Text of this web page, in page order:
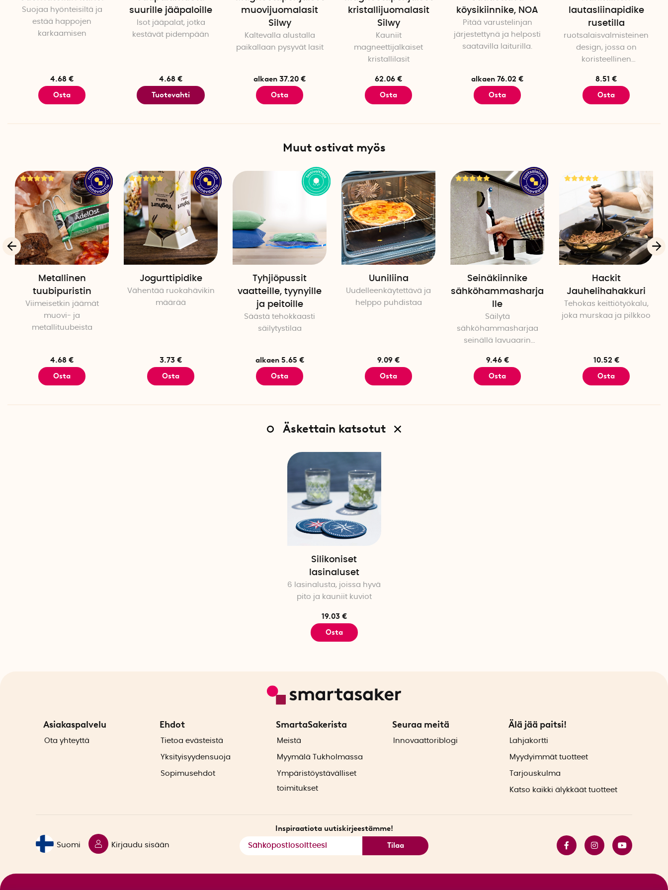
Suojaa hyönteisiltä ja
estää happojen
karkaamisen
4.68 €
Osta
suurille jääpaloille
Isot jääpalat, jotka
kestävät pidempään
4.68 €
Tuotevahti
muovijuomalasit
Silwy
Kaltevalla alustalla
paikallaan pysyvät lasit
alkaen 37.20 €
Osta
kristallijuomalasit
Silwy
Kauniit
magneettijalkaiset
kristallilasit
62.06 €
Osta
köysikiinnike, NOA
Pitää varustelinjan
järjestettynä ja helposti
saatavilla laiturilla.
alkaen 76.02 €
Osta
lautasliinapidike
rusetilla
ruotsalaisvalmisteinen
design, jossa on
koristeellinen
8.51 €
Osta
Muut ostivat myös
Metallinen
tuubipuristin
Viimeisetkin jäämät
muovi- ja
metallituubeista
4.68 €
Osta
Jogurttipidike
Vähentää ruokahävikin
määrää
3.73 €
Osta
Tyhjiöpussit
vaatteille, tyynyille
ja peitoille
Säästä tehokkaasti
säilytystilaa
alkaen 5.65 €
Osta
Uuniliina
Uudelleenkäytettävä ja
helppo puhdistaa
9.09 €
Osta
Seinäkiinnike
sähköhammasharja
lle
Säilytä
sähköhammasharjaa
seinällä lavuaarin
9.46 €
Osta
Hackit
Jauhelihahakkuri
Tehokas keittiötyökalu,
joka murskaa ja pilkkoo
10.52 €
Osta
Äskettain katsotut
Silikoniset
lasinaluset
6 lasinalusta, joissa hyvä
pito ja kauniit kuviot
19.03 €
Osta
Asiakaspalvelu
Ota yhteyttä
Ehdot
Tietoa evästeistä
Yksityisyydensuoja
Sopimusehdot
SmartaSakerista
Meistä
Myymälä Tukholmassa
Ympäristöystävälliset
toimitukset
Seuraa meitä
Innovaattoriblogi
Älä jää paitsi!
Lahjakortti
Myydyimmät tuotteet
Tarjouskulma
Katso kaikki älykkäät tuotteet
Suomi Kirjaudu sisään
Inspiraatiota uutiskirjeestämme!
Tilaa